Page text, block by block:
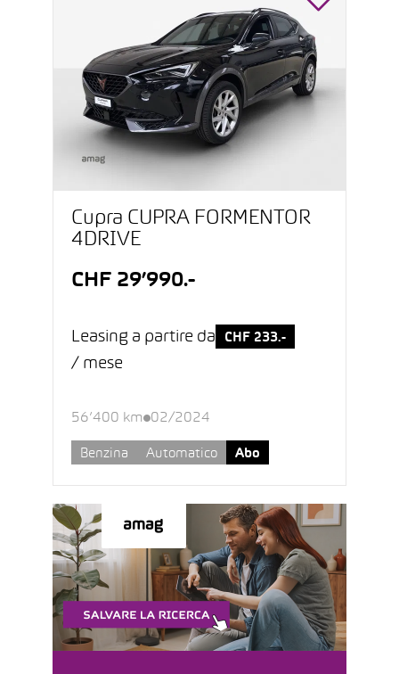
Cupra CUPRA FORMENTOR
4DRIVE
CHF 29’990.-
Leasing a partire da CHF 233.-
/ mese
56’400 km 02/2024
Benzina Automatico Abo